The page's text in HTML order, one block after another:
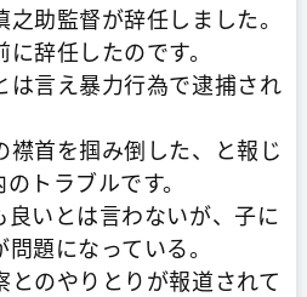
助監督が辞任しました。
辞任したのです。
言え暴力行為で逮捕され
襟首を掴み倒した、と報じ
トラブルです。
いとは言わないが、子に
題になっている。
のやりとりが報道されて